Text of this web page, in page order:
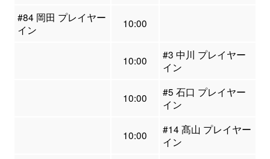
#84 岡田 プレイヤー
イン
10:00
10:00
#3 中川 プレイヤー
イン
10:00
#5 石口 プレイヤー
イン
10:00
#14 髙山 プレイヤー
イン